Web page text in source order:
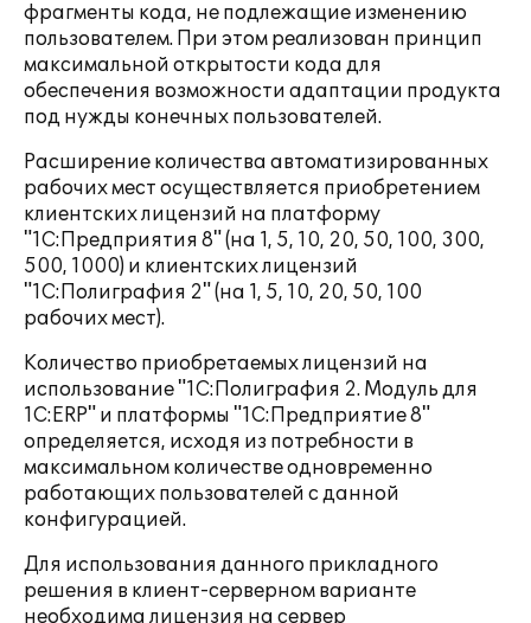
фрагменты кода, не подлежащие изменению
пользователем. При этом реализован принцип
максимальной открытости кода для
обеспечения возможности адаптации продукта
под нужды конечных пользователей.
Расширение количества автоматизированных
рабочих мест осуществляется приобретением
клиентских лицензий на платформу
"1С:Предприятия 8" (на 1, 5, 10, 20, 50, 100, 300,
500, 1000) и клиентских лицензий
"1С:Полиграфия 2" (на 1, 5, 10, 20, 50, 100
рабочих мест).
Количество приобретаемых лицензий на
использование "1С:Полиграфия 2. Модуль для
1С:ERP" и платформы "1С:Предприятие 8"
определяется, исходя из потребности в
максимальном количестве одновременно
работающих пользователей с данной
конфигурацией.
Для использования данного прикладного
решения в клиент-серверном варианте
необходима лицензия на сервер